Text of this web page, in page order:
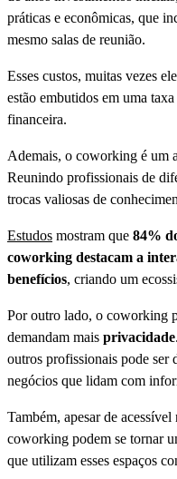
práticas e econômicas, que
mesmo salas de reunião.
Esses custos, muitas vezes
estão embutidos em uma
financeira.
Ademais, o coworking é um
Reunindo profissionais de
trocas valiosas de
Estudos mostram que 84%
coworking destacam a
benefícios, criando um
Por outro lado, o coworking
demandam mais privacidade
outros profissionais pode ser
negócios que lidam com
Também, apesar de
coworking podem se tornar
que utilizam esses espaços